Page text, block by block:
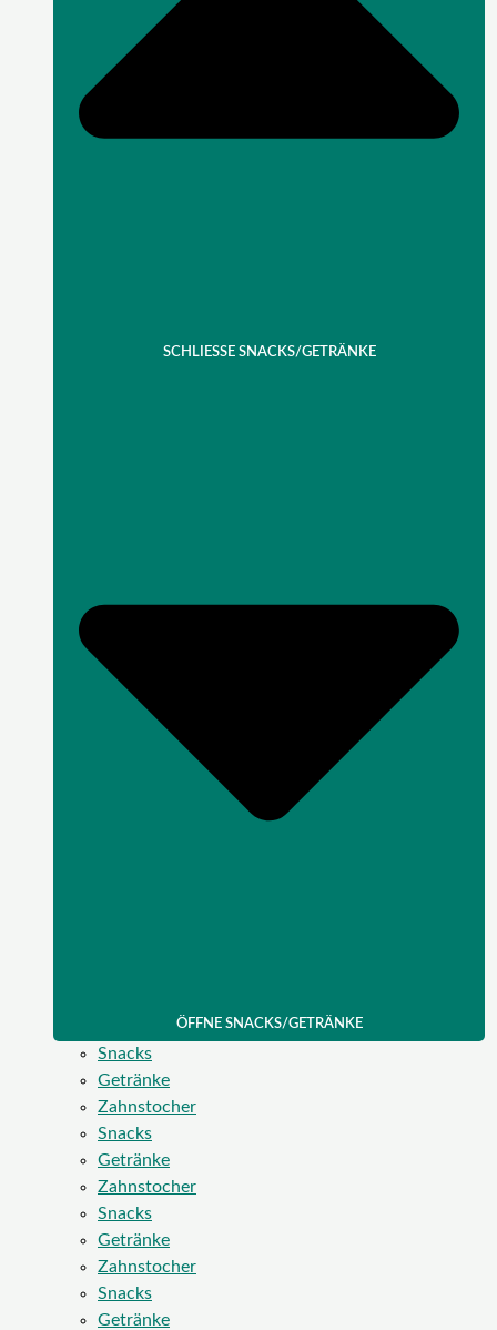
SCHLIESSE SNACKS/GETRÄNKE
ÖFFNE SNACKS/GETRÄNKE
Snacks
Getränke
Zahnstocher
Snacks
Getränke
Zahnstocher
Snacks
Getränke
Zahnstocher
Snacks
Getränke